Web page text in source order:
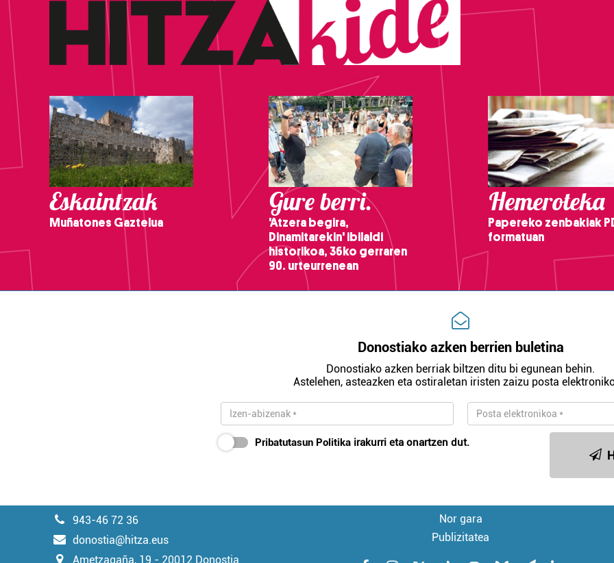
Eskaintzak
Muñatones Gaztelua
Gure berri.
'Atzera begira,
Dinamitarekin' ibilaldi
historikoa, 36ko gerraren
90. urteurrenean
Hemeroteka
Papereko zenbakiak
formatuan
Donostiako azken berrien buletina
Donostiako azken berriak biltzen ditu bi egunean behin.
Astelehen, asteazken eta ostiraletan iristen zaizu posta
Pribatutasun Politika irakurri eta onartzen dut.
943-46 72 36
donostia@hitza.eus
Ametzagaña, 19 - 20012 Donostia
Nor gara
Publizitatea